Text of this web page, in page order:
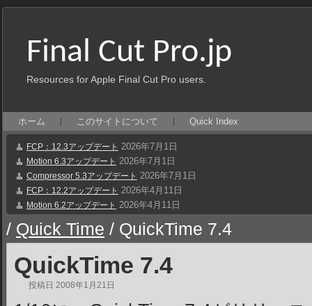
Final Cut Pro.jp
Resources for Apple Final Cut Pro users.
ホーム このサイトについて Quick Index
FCP：12.3アップデート 2026年7月1日
Motion 6.3アップデート 2026年7月1日
Compressor 5.3アップデート 2026年7月1日
FCP：12.2アップデート 2026年4月11日
Motion 6.2アップデート 2026年4月11日
/ Quick Time / QuickTime 7.4
QuickTime 7.4
投稿日 2008年1月21日